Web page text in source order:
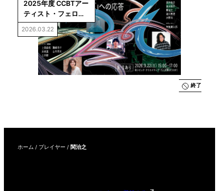
2025年度 CCBTアー
ティスト・フェロー
活動報告会「『これ
からのコモンズ』へ
の応答」
2026.03.22
終了
ホーム / プレイヤー / 関治之